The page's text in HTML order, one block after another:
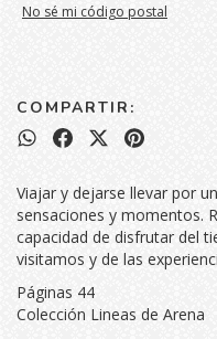
No sé mi código postal
COMPARTIR:
Viajar y dejarse llevar por
sensaciones y momentos.
capacidad de disfrutar del
visitamos y de las
Páginas 44
Colección Lineas de Arena